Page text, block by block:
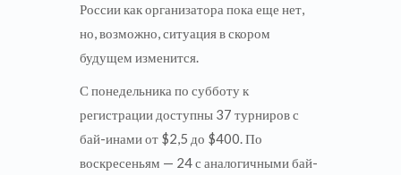
России как организатора пока еще нет,
но, возможно, ситуация в скором
будущем изменится.
С понедельника по субботу к
регистрации доступны 37 турниров с
бай-инами от $2,5 до $400. По
воскресеньям — 24 с аналогичными бай-